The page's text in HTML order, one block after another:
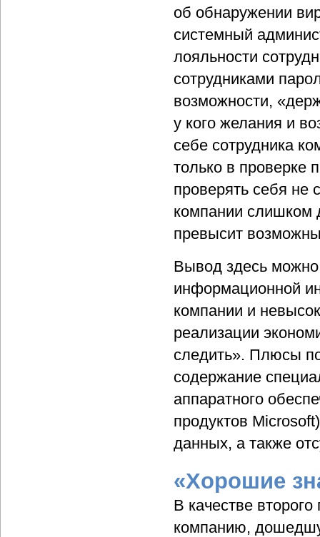
об обнаружении
системный
лояльности
сотрудниками
возможности,
у кого желания и
себе сотрудника
только в проверке
проверять себя не
компании слишком
превысит
Вывод здесь можно
информационной
компании и
реализации
следить». Плюсы
содержание
аппаратного
продуктов
данных, а также
«Хорошие
В качестве
компанию,